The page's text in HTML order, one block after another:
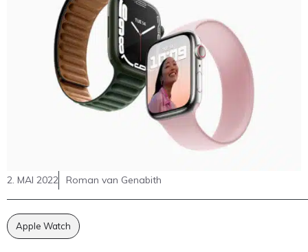
2. MAI 2022 Roman van Genabith
Apple Watch